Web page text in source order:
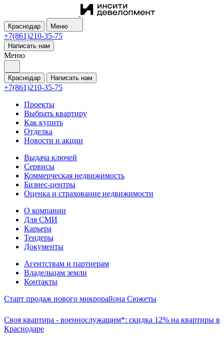
Краснодар Меню
+7(861)210-35-75
Написать нам
Меню
Краснодар Написать нам
+7(861)210-35-75
Проекты
Выбрать квартиру
Как купить
Отделка
Новости и акции
Выдача ключей
Сервисы
Коммерческая недвижимость
Бизнес-центры
Оценка и страхование недвижимости
О компании
Для СМИ
Карьера
Тендеры
Документы
Агентствам и партнерам
Владельцам земли
Контакты
Старт продаж нового микрорайона Сюжеты
Своя квартира - военнослужащим*: скидка 12% на квартиры в
Краснодаре